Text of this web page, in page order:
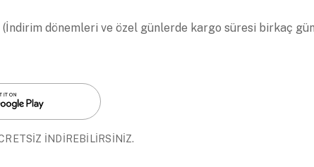
dönemleri ve özel günlerde kargo süresi birkaç
İNDİREBİLİRSİNİZ.